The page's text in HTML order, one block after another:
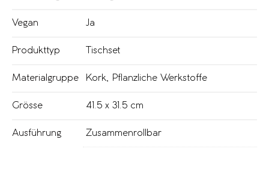
Vegan Ja
Produkttyp Tischset
Materialgruppe Kork, Pflanzliche Werkstoffe
Grösse 41.5 x 31.5 cm
Ausführung Zusammenrollbar